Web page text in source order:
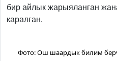
бир айлык жарыяланган
каралган.
Фото:Ош шаардык билим